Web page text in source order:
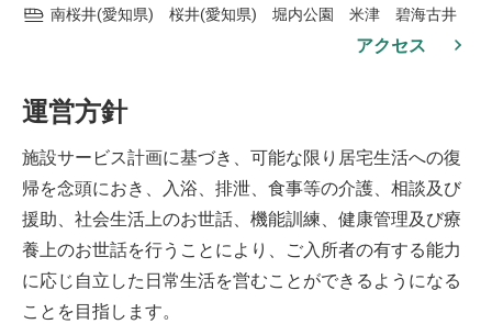
南桜井(愛知県) 桜井(愛知県) 堀内公園 米津 碧海古井
アクセス
運営方針
施設サービス計画に基づき、可能な限り居宅生活への復
帰を念頭におき、入浴、排泄、食事等の介護、相談及び
援助、社会生活上のお世話、機能訓練、健康管理及び療
養上のお世話を行うことにより、ご入所者の有する能力
に応じ自立した日常生活を営むことができるようになる
ことを目指します。